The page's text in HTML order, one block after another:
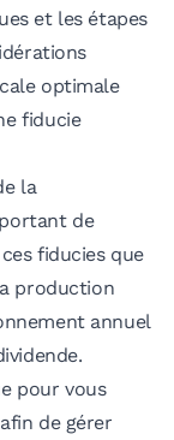
et les étapes
optimale
fiducie
la
de
fiducies que
production
annuel
pour vous
de gérer